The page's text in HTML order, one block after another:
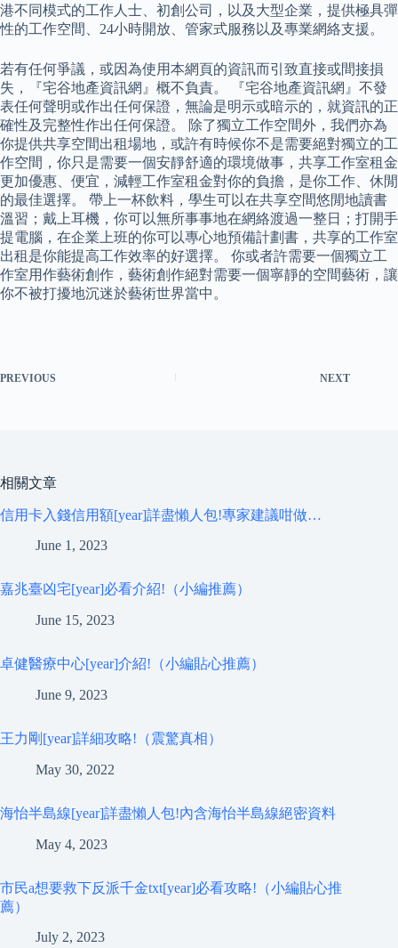
港不同模式的工作人士、初創公司，以及大型企業，提供極具彈
性的工作空間、24小時開放、管家式服務以及專業網絡支援。
若有任何爭議，或因為使用本網頁的資訊而引致直接或間接損
失，『宅谷地產資訊網』概不負責。 『宅谷地產資訊網』不發
表任何聲明或作出任何保證，無論是明示或暗示的，就資訊的正
確性及完整性作出任何保證。 除了獨立工作空間外，我們亦為
你提供共享空間出租場地，或許有時候你不是需要絕對獨立的工
作空間，你只是需要一個安靜舒適的環境做事，共享工作室租金
更加優惠、便宜，減輕工作室租金對你的負擔，是你工作、休閒
的最佳選擇。 帶上一杯飲料，學生可以在共享空間悠閒地讀書
溫習；戴上耳機，你可以無所事事地在網絡渡過一整日；打開手
提電腦，在企業上班的你可以專心地預備計劃書，共享的工作室
出租是你能提高工作效率的好選擇。 你或者許需要一個獨立工
作室用作藝術創作，藝術創作絕對需要一個寧靜的空間藝術，讓
你不被打擾地沉迷於藝術世界當中。
PREVIOUS NEXT
相關文章
信用卡入錢信用額[year]詳盡懶人包!專家建議咁做…
June 1, 2023
嘉兆臺凶宅[year]必看介紹!（小編推薦）
June 15, 2023
卓健醫療中心[year]介紹!（小編貼心推薦）
June 9, 2023
王力剛[year]詳細攻略!（震驚真相）
May 30, 2022
海怡半島線[year]詳盡懶人包!內含海怡半島線絕密資料
May 4, 2023
市民a想要救下反派千金txt[year]必看攻略!（小編貼心推
薦）
July 2, 2023